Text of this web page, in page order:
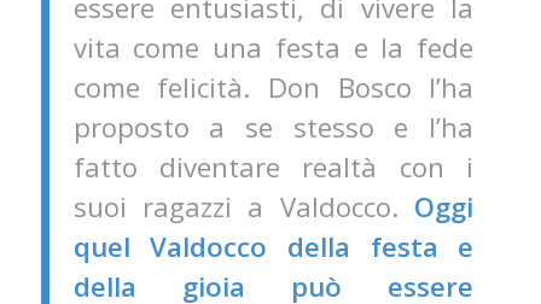
essere entusiasti, di vivere la
vita come una festa e la fede
come felicità. Don Bosco l’ha
proposto a se stesso e l’ha
fatto diventare realtà con i
suoi ragazzi a Valdocco. Oggi
quel Valdocco della festa e
della gioia può essere